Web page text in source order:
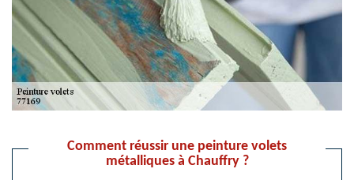
Comment réussir une peinture volets
métalliques à Chauffry ?